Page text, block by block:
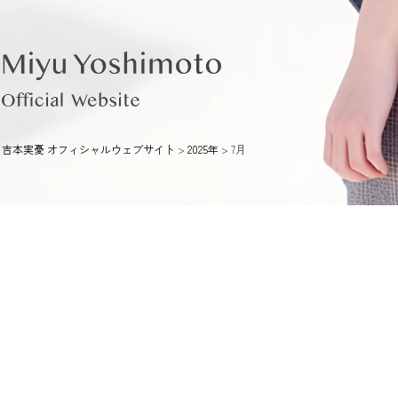
吉本実憂 オフィシャルウェブサイト > 2025年 > 7月